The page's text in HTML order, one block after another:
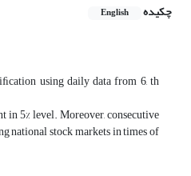
چکیده
English
using daily data from 6, th
5% level. Moreover, consecutive
national stock markets in times of